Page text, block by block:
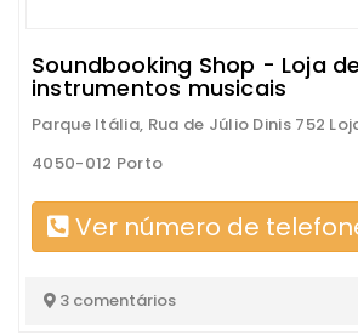
Soundbooking Shop - Loja de
instrumentos musicais
Parque Itália, Rua de Júlio Dinis 752
4050-012 Porto
Ver número de
3 comentários